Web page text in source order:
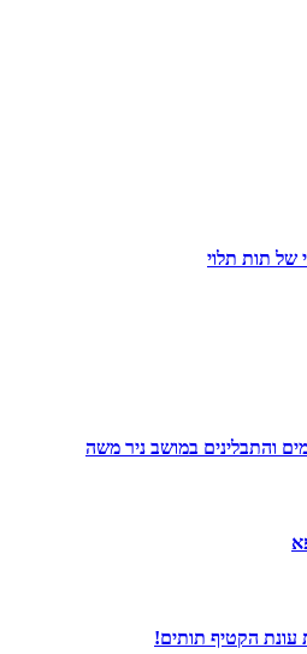
של תות תלוי
והתבלינים במושב ניר משה
עונת הקטיף תותים!